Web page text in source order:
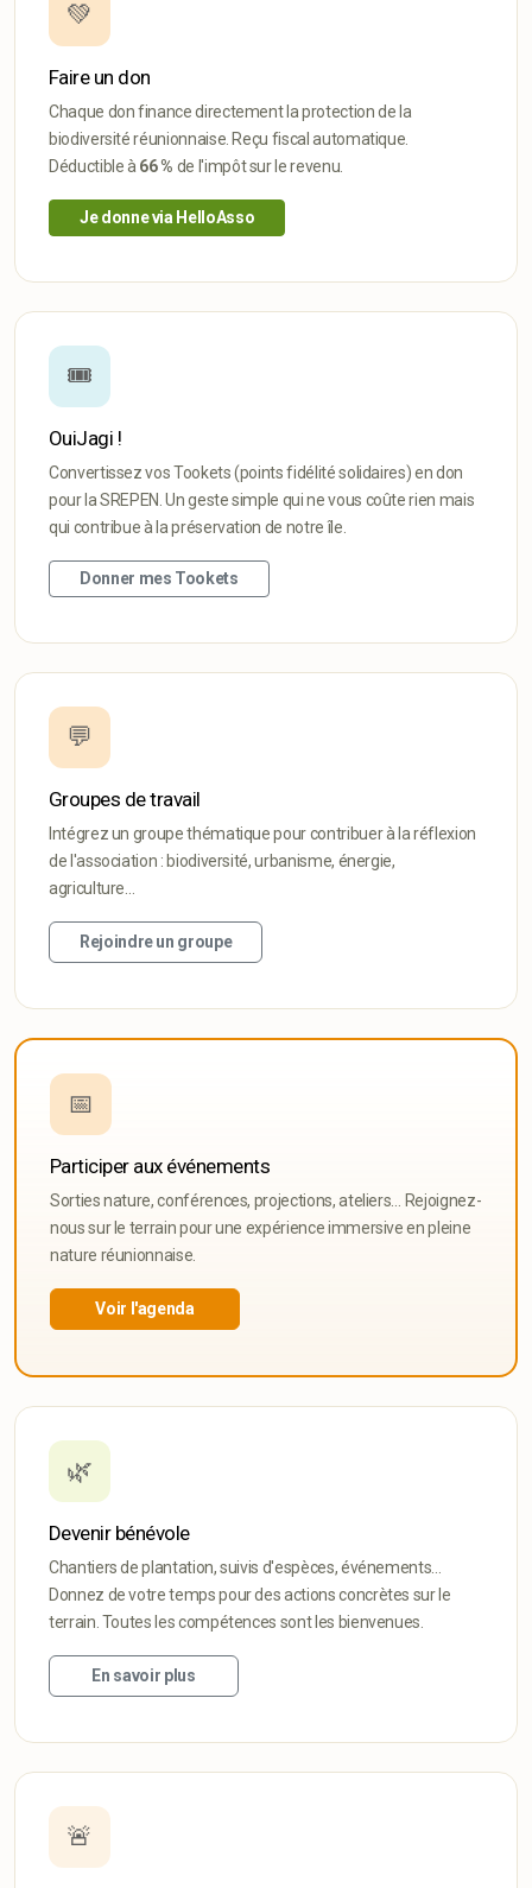
💚
Faire un don
Chaque don finance directement la protection de la
biodiversité réunionnaise. Reçu fiscal automatique.
Déductible à 66 % de l'impôt sur le revenu.
Je donne via HelloAsso
🎟️
OuiJagi !
Convertissez vos Tookets (points fidélité solidaires) en don
pour la SREPEN. Un geste simple qui ne vous coûte rien mais
qui contribue à la préservation de notre île.
Donner mes Tookets
💬
Groupes de travail
Intégrez un groupe thématique pour contribuer à la réflexion
de l'association : biodiversité, urbanisme, énergie,
agriculture…
Rejoindre un groupe
📅
Participer aux événements
Sorties nature, conférences, projections, ateliers… Rejoignez-
nous sur le terrain pour une expérience immersive en pleine
nature réunionnaise.
Voir l'agenda
🌿
Devenir bénévole
Chantiers de plantation, suivis d'espèces, événements…
Donnez de votre temps pour des actions concrètes sur le
terrain. Toutes les compétences sont les bienvenues.
En savoir plus
🚨